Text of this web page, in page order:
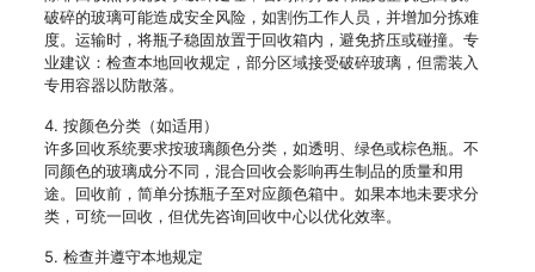
破碎的玻璃可能造成安全风险，如割伤工作人员，并增加分拣难
度。运输时，将瓶子稳固放置于回收箱内，避免挤压或碰撞。专
业建议：检查本地回收规定，部分区域接受破碎玻璃，但需装入
专用容器以防散落。
4. 按颜色分类（如适用）
许多回收系统要求按玻璃颜色分类，如透明、绿色或棕色瓶。不
同颜色的玻璃成分不同，混合回收会影响再生制品的质量和用
途。回收前，简单分拣瓶子至对应颜色箱中。如果本地未要求分
类，可统一回收，但优先咨询回收中心以优化效率。
5. 检查并遵守本地规定